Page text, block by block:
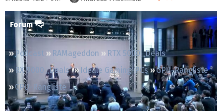
Preisvergleich
Forum
Podcast RAMageddon
RTX 5000 „Deals“
RX 9000 „Deals“
Ideale Gaming-PCs
GPU-Rangliste
CPU-Rangliste